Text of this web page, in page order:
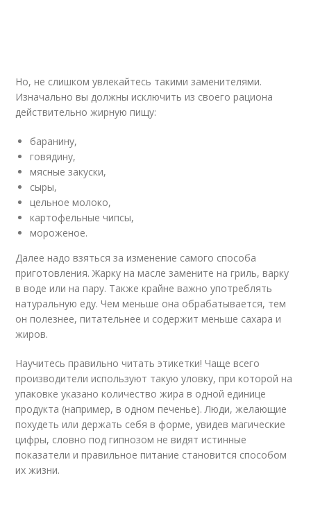
Но, не слишком увлекайтесь такими заменителями.
Изначально вы должны исключить из своего рациона
действительно жирную пищу:
баранину,
говядину,
мясные закуски,
сыры,
цельное молоко,
картофельные чипсы,
мороженое.
Далее надо взяться за изменение самого способа
приготовления. Жарку на масле замените на гриль, варку
в воде или на пару. Также крайне важно употреблять
натуральную еду. Чем меньше она обрабатывается, тем
он полезнее, питательнее и содержит меньше сахара и
жиров.
Научитесь правильно читать этикетки! Чаще всего
производители используют такую уловку, при которой на
упаковке указано количество жира в одной единице
продукта (например, в одном печенье). Люди, желающие
похудеть или держать себя в форме, увидев магические
цифры, словно под гипнозом не видят истинные
показатели и правильное питание становится способом
их жизни.